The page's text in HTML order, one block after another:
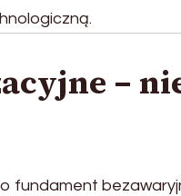
–
fundament